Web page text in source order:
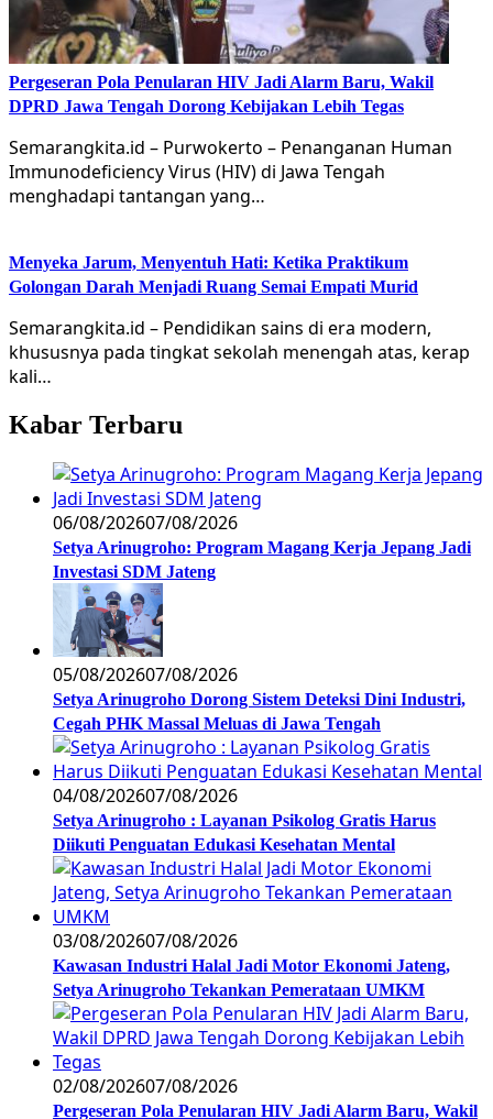
Pergeseran Pola Penularan HIV Jadi Alarm Baru, Wakil
DPRD Jawa Tengah Dorong Kebijakan Lebih Tegas
Semarangkita.id – Purwokerto – Penanganan Human
Immunodeficiency Virus (HIV) di Jawa Tengah
menghadapi tantangan yang…
Menyeka Jarum, Menyentuh Hati: Ketika Praktikum
Golongan Darah Menjadi Ruang Semai Empati Murid
Semarangkita.id – Pendidikan sains di era modern,
khususnya pada tingkat sekolah menengah atas, kerap
kali…
Kabar Terbaru
06/08/202607/08/2026
Setya Arinugroho: Program Magang Kerja Jepang Jadi
Investasi SDM Jateng
05/08/202607/08/2026
Setya Arinugroho Dorong Sistem Deteksi Dini Industri,
Cegah PHK Massal Meluas di Jawa Tengah
04/08/202607/08/2026
Setya Arinugroho : Layanan Psikolog Gratis Harus
Diikuti Penguatan Edukasi Kesehatan Mental
03/08/202607/08/2026
Kawasan Industri Halal Jadi Motor Ekonomi Jateng,
Setya Arinugroho Tekankan Pemerataan UMKM
02/08/202607/08/2026
Pergeseran Pola Penularan HIV Jadi Alarm Baru, Wakil